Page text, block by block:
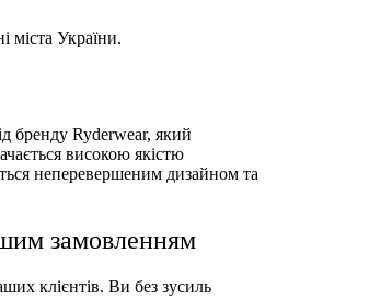
міста України.
бренду Ryderwear, який
високою якістю
неперевершеним дизайном та
замовленням
клієнтів. Ви без зусиль